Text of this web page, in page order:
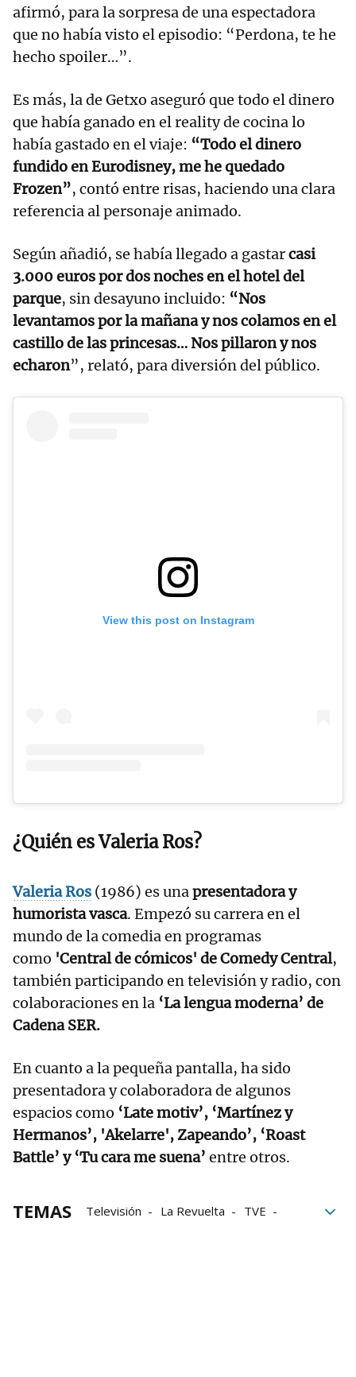
afirmó, para la sorpresa de una espectadora
que no había visto el episodio: “Perdona, te he
hecho spoiler…”.
Es más, la de Getxo aseguró que todo el dinero
que había ganado en el reality de cocina lo
había gastado en el viaje: “Todo el dinero
fundido en Eurodisney, me he quedado
Frozen”, contó entre risas, haciendo una clara
referencia al personaje animado.
Según añadió, se había llegado a gastarcasi
3.000 euros por dos noches en el hotel del
parque, sin desayuno incluido: “Nos
levantamos por la mañana y nos colamos en el
castillo de las princesas… Nos pillaron y nos
echaron”, relató, para diversión del público.
View this post on Instagram
¿Quién es Valeria Ros?
Valeria Ros (1986) es unapresentadora y
humorista vasca. Empezó su carrera en el
mundo de la comedia en programas
como 'Central de cómicos' de Comedy Central,
también participando en televisión y radio, con
colaboraciones en la ‘La lengua moderna’ de
Cadena SER.
En cuanto a la pequeña pantalla, ha sido
presentadora y colaboradora de algunos
espacios como ‘Late motiv’, ‘Martínez y
Hermanos’, 'Akelarre', Zapeando’, ‘Roast
Battle’ y ‘Tu cara me suena’ entre otros.
TEMAS Televisión La Revuelta
TVE